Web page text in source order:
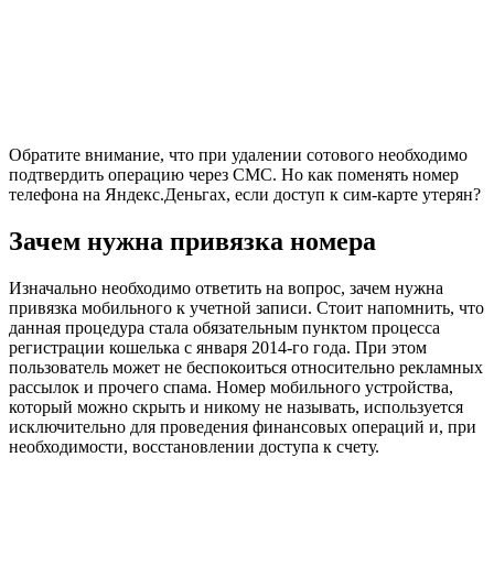
Обратите внимание, что при удалении сотового необходимо
подтвердить операцию через СМС. Но как поменять номер
телефона на Яндекс.Деньгах, если доступ к сим-карте утерян?
Зачем нужна привязка номера
Изначально необходимо ответить на вопрос, зачем нужна
привязка мобильного к учетной записи. Стоит напомнить, что
данная процедура стала обязательным пунктом процесса
регистрации кошелька с января 2014-го года. При этом
пользователь может не беспокоиться относительно рекламных
рассылок и прочего спама. Номер мобильного устройства,
который можно скрыть и никому не называть, используется
исключительно для проведения финансовых операций и, при
необходимости, восстановлении доступа к счету.